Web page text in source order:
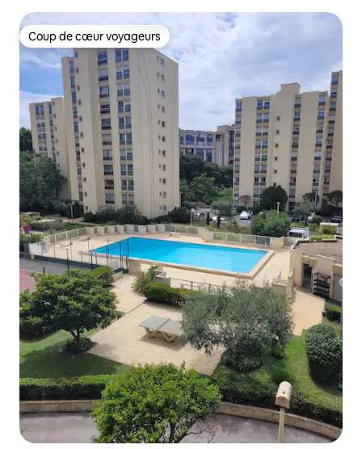
Coup de cœur voyageurs
Coup de cœur voyageurs